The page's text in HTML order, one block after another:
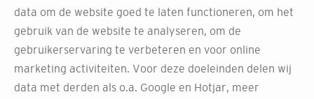
data om de website goed te laten functioneren, om het
gebruik van de website te analyseren, om de
gebruikerservaring te verbeteren en voor online
marketing activiteiten. Voor deze doeleinden delen wij
data met derden als o.a. Google en Hotjar, meer